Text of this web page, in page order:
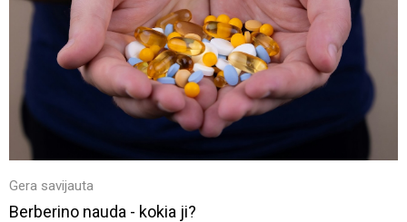
Gera savijauta
Berberino nauda - kokia ji?